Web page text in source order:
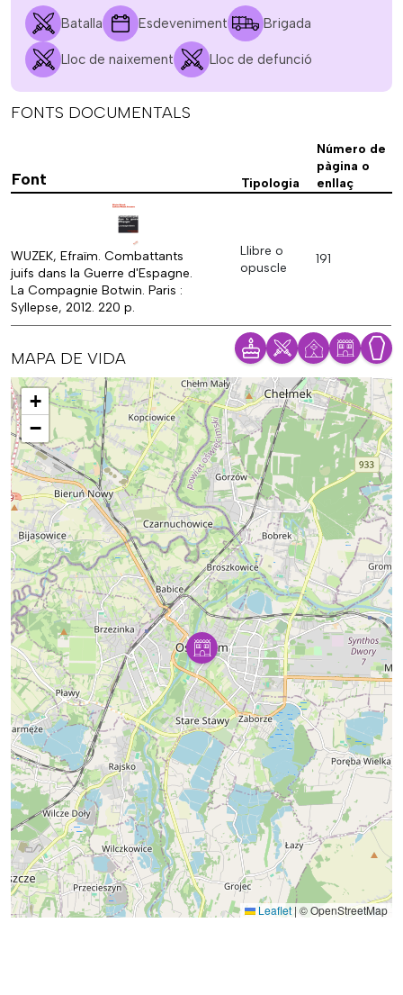
Batalla Esdeveniment Brigada
Lloc de naixement Lloc de defunció
FONTS DOCUMENTALS
Font Tipologia
Número de
pàgina o
enllaç
WUZEK, Efraïm. Combattants
juifs dans la Guerre d'Espagne.
La Compagnie Botwin. Paris :
Syllepse, 2012. 220 p.
Llibre o
opuscle
191
MAPA DE VIDA
Mapa
+
−
Leaflet | © OpenStreetMap